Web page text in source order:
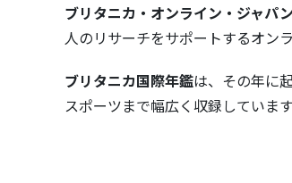
ブリタニカ・オンライン・ジャパン
人のリサーチをサポートするオン
ブリタニカ国際年鑑は、その年に
スポーツまで幅広く収録しています